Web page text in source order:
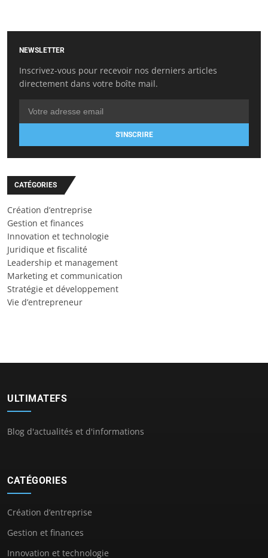
NEWSLETTER
Inscrivez-vous pour recevoir nos derniers articles
directement dans votre boîte mail.
S'INSCRIRE
CATÉGORIES
Création d’entreprise
Gestion et finances
Innovation et technologie
Juridique et fiscalité
Leadership et management
Marketing et communication
Stratégie et développement
Vie d’entrepreneur
ULTIMATEFS
Blog d'actualités et d'informations
CATÉGORIES
Création d’entreprise
Gestion et finances
Innovation et technologie